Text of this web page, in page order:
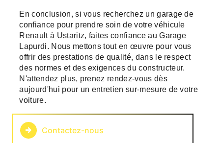
En conclusion, si vous recherchez un garage de
confiance pour prendre soin de votre véhicule
Renault à Ustaritz, faites confiance au Garage
Lapurdi. Nous mettons tout en œuvre pour vous
offrir des prestations de qualité, dans le respect
des normes et des exigences du constructeur.
N'attendez plus, prenez rendez-vous dès
aujourd'hui pour un entretien sur-mesure de votre
voiture.
Contactez-nous